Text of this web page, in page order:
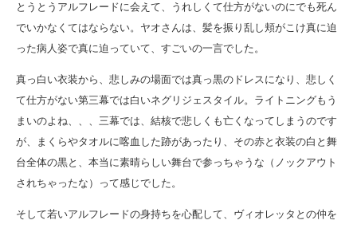
とうとうアルフレードに会えて、うれしくて仕方がないのにでも死ん
でいかなくてはならない。ヤオさんは、髪を振り乱し頬がこけ真に迫
った病人姿で真に迫っていて、すごいの一言でした。
真っ白い衣装から、悲しみの場面では真っ黒のドレスになり、悲しく
て仕方がない第三幕では白いネグリジェスタイル。ライトニングもう
まいのよね、、、三幕では、結核で悲しくも亡くなってしまうのです
が、まくらやタオルに喀血した跡があったり、その赤と衣装の白と舞
台全体の黒と、本当に素晴らしい舞台で参っちゃうな（ノックアウト
されちゃったな）って感じでした。
そして若いアルフレードの身持ちを心配して、ヴィオレッタとの仲を